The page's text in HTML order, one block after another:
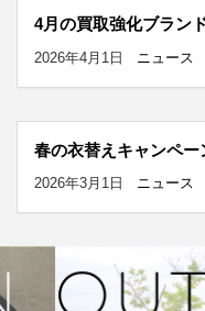
4月の買取強化ブラン
2026年4月1日 ニュース
春の衣替えキャンペ
2026年3月1日 ニュース